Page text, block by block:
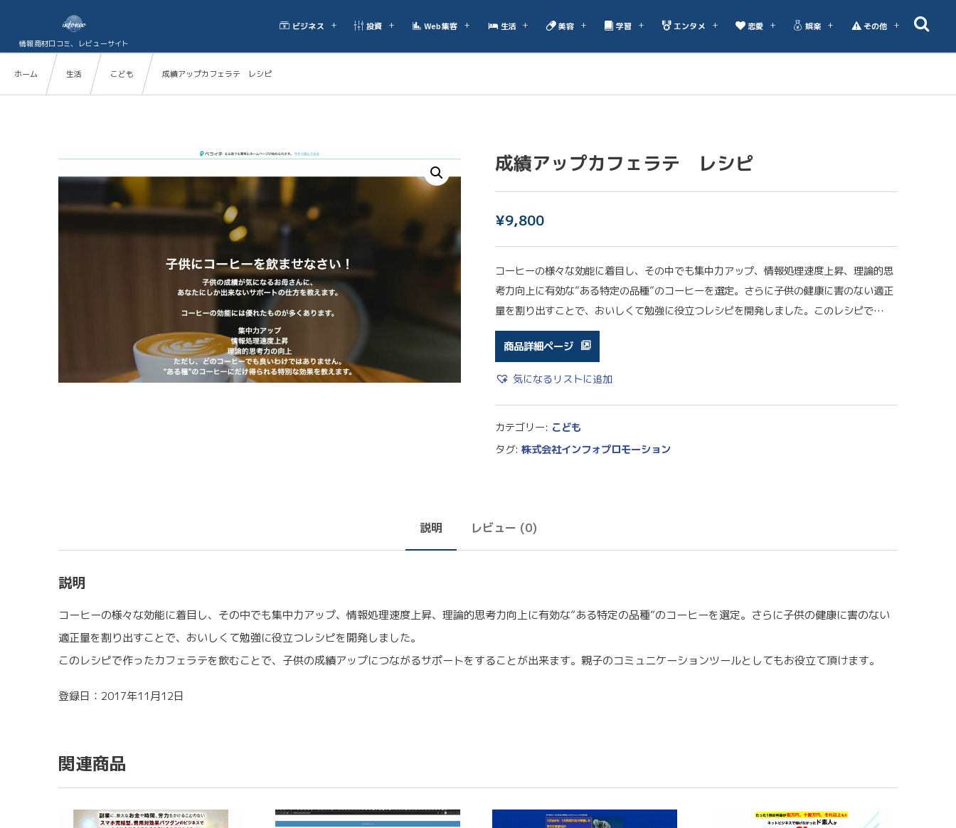
情報商材口コミ、レビューサイト
ビジネス 投資 Web集客 生活 美容 学習 エンタメ 恋愛 娯楽 その他
ホーム 生活 こども 成績アップカフェラテ レシピ
成績アップカフェラテ レシピ
¥9,800
コーヒーの様々な効能に着目し、その中でも集中力アップ、情報処理速度上昇、理論的思
考力向上に有効な”ある特定の品種”のコーヒーを選定。さらに子供の健康に害のない適正
量を割り出すことで、おいしくて勉強に役立つレシピを開発しました。このレシピで…
商品詳細ページ
気になるリストに追加
カテゴリー: こども
タグ: 株式会社インフォプロモーション
説明 レビュー (0)
説明
コーヒーの様々な効能に着目し、その中でも集中力アップ、情報処理速度上昇、理論的思考力向上に有効な”ある特定の品種”のコーヒーを選定。さらに子供の健康に害のない
適正量を割り出すことで、おいしくて勉強に役立つレシピを開発しました。
このレシピで作ったカフェラテを飲むことで、子供の成績アップにつながるサポートをすることが出来ます。親子のコミュニケーションツールとしてもお役立て頂けます。
登録日：2017年11月12日
関連商品